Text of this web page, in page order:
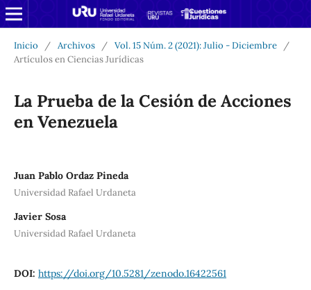
Inicio / Archivos / Vol. 15 Núm. 2 (2021): Julio - Diciembre
/
Artículos en Ciencias Jurídicas
La Prueba de la Cesión de Acciones
en Venezuela
Juan Pablo Ordaz Pineda
Universidad Rafael Urdaneta
Javier Sosa
Universidad Rafael Urdaneta
DOI: https://doi.org/10.5281/zenodo.16422561